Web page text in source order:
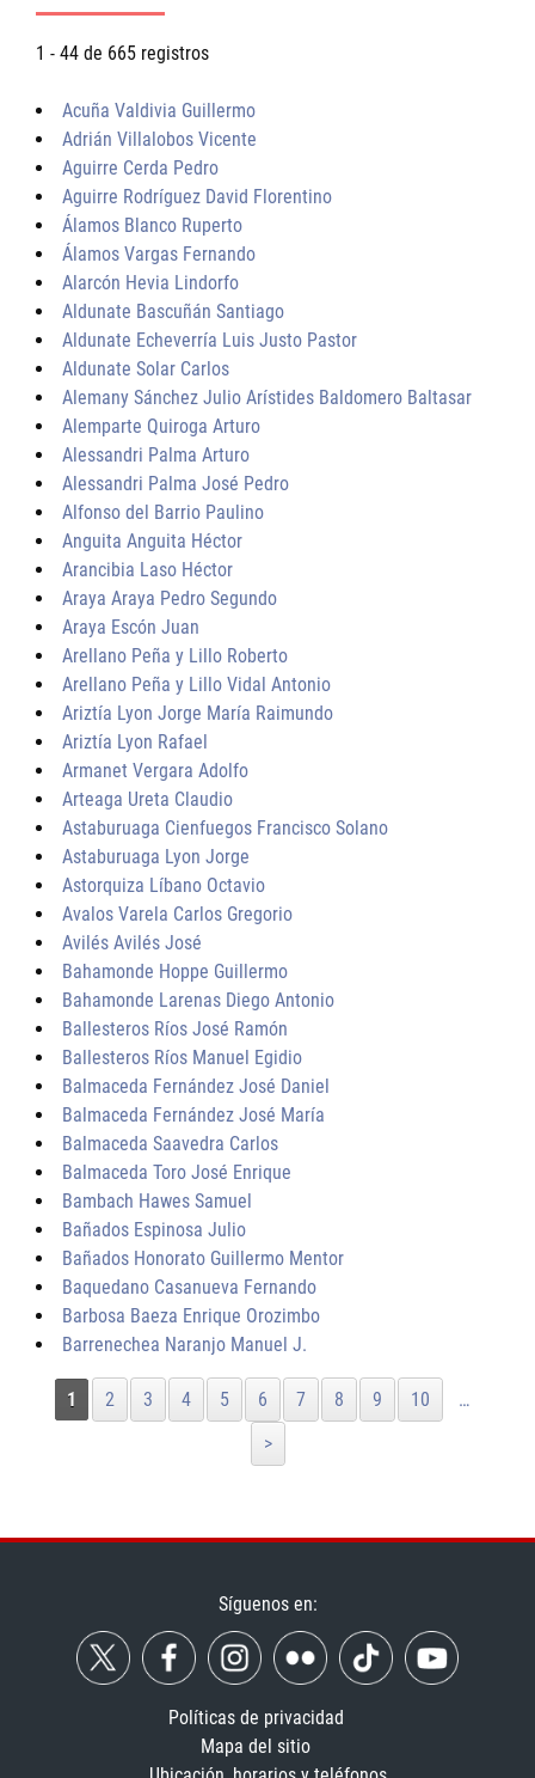
1 - 44 de 665 registros
Acuña Valdivia Guillermo
Adrián Villalobos Vicente
Aguirre Cerda Pedro
Aguirre Rodríguez David Florentino
Álamos Blanco Ruperto
Álamos Vargas Fernando
Alarcón Hevia Lindorfo
Aldunate Bascuñán Santiago
Aldunate Echeverría Luis Justo Pastor
Aldunate Solar Carlos
Alemany Sánchez Julio Arístides Baldomero Baltasar
Alemparte Quiroga Arturo
Alessandri Palma Arturo
Alessandri Palma José Pedro
Alfonso del Barrio Paulino
Anguita Anguita Héctor
Arancibia Laso Héctor
Araya Araya Pedro Segundo
Araya Escón Juan
Arellano Peña y Lillo Roberto
Arellano Peña y Lillo Vidal Antonio
Ariztía Lyon Jorge María Raimundo
Ariztía Lyon Rafael
Armanet Vergara Adolfo
Arteaga Ureta Claudio
Astaburuaga Cienfuegos Francisco Solano
Astaburuaga Lyon Jorge
Astorquiza Líbano Octavio
Avalos Varela Carlos Gregorio
Avilés Avilés José
Bahamonde Hoppe Guillermo
Bahamonde Larenas Diego Antonio
Ballesteros Ríos José Ramón
Ballesteros Ríos Manuel Egidio
Balmaceda Fernández José Daniel
Balmaceda Fernández José María
Balmaceda Saavedra Carlos
Balmaceda Toro José Enrique
Bambach Hawes Samuel
Bañados Espinosa Julio
Bañados Honorato Guillermo Mentor
Baquedano Casanueva Fernando
Barbosa Baeza Enrique Orozimbo
Barrenechea Naranjo Manuel J.
1 2 3 4 5 6 7 8 9 10
…
>
Síguenos en:
Políticas de privacidad
Mapa del sitio